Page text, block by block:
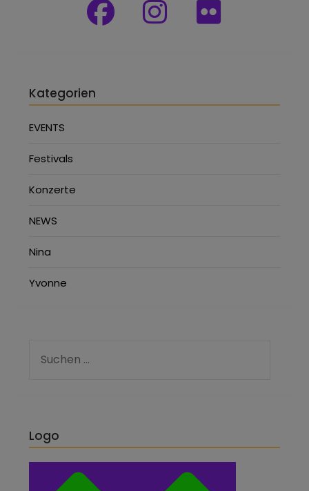
Kategorien
EVENTS
Festivals
Konzerte
NEWS
Nina
Yvonne
Logo